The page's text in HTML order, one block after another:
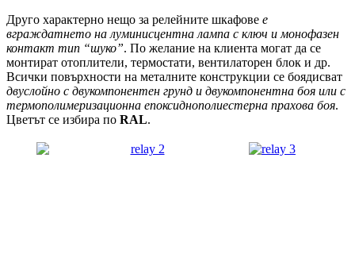
Друго характерно нещо за релейните шкафове е
вграждатнето на луминисцентна лампа с ключ и монофазен
контакт тип “шуко”. По желание на клиента могат да се
монтират отоплители, термостати, вентилаторен блок и др.
Всички повърхности на металните конструкции се боядисват
двуслойно с двукомпонентен грунд и двукомпонентна боя или с
термополимеризационна епоксиднополиестерна прахова боя.
Цветът се избира по RAL.